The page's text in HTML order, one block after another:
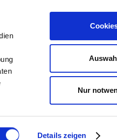
Details zeigen
Nur
31 mei 2024
Tear-free cuts with the
The “Matador” scores